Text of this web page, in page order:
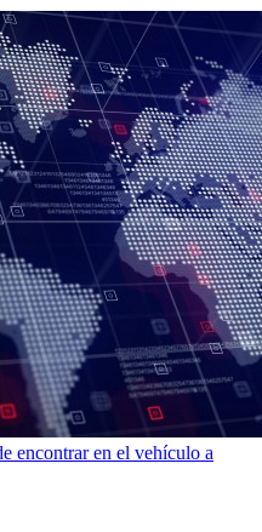
encontrar en el vehículo a